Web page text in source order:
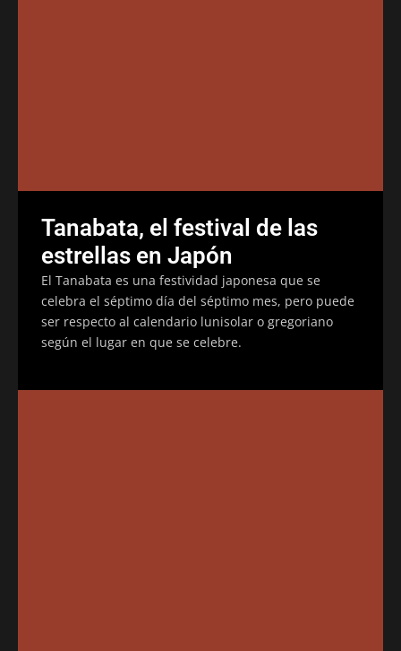
Tanabata, el festival de las
estrellas en Japón
El Tanabata es una festividad japonesa que se
celebra el séptimo día del séptimo mes, pero puede
ser respecto al calendario lunisolar o gregoriano
según el lugar en que se celebre.